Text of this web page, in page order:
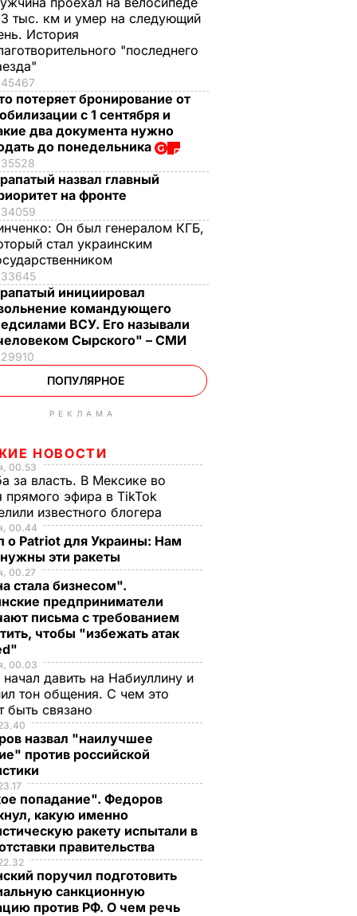
тыс. км и умер на следующий
История
"последнего
45467
потеряет бронирование от
с 1 сентября и
два документа нужно
до понедельника
35528
назвал главный
на фронте
34059
Он был генералом КГБ,
стал украинским
33645
инициировал
командующего
ВСУ. Его называли
Сырского" – СМИ
29910
ПОПУЛЯРНОЕ
РЕКЛАМА
НОВОСТИ
00.53
за власть. В Мексике во
прямого эфира в TikTok
известного блогера
00.44
о Patriot для Украины: Нам
эти ракеты
00.27
стала бизнесом".
предприниматели
письма с требованием
чтобы "избежать атак
00.03
начал давить на Набиуллину и
тон общения. С чем это
быть связано
назвал "наилучшее
против российской
попадание". Федоров
какую именно
ракету испытали в
правительства
поручил подготовить
санкционную
против РФ. О чем речь